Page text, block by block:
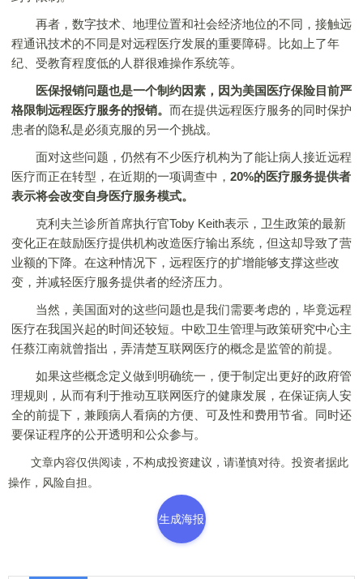
再者，数字技术、地理位置和社会经济地位的不同，接触远
程通讯技术的不同是对远程医疗发展的重要障碍。比如上了年
纪、受教育程度低的人群很难操作系统等。
医保报销问题也是一个制约因素，因为美国医疗保险目前严
格限制远程医疗服务的报销。 而在提供远程医疗服务的同时保护
患者的隐私是必须克服的另一个挑战。
面对这些问题，仍然有不少医疗机构为了能让病人接近远程
医疗而正在转型，在近期的一项调查中， 20%的医疗服务提供者
表示将会改变自身医疗服务模式。
克利夫兰诊所首席执行官Toby Keith表示，卫生政策的最新
变化正在鼓励医疗提供机构改造医疗输出系统，但这却导致了营
业额的下降。在这种情况下，远程医疗的扩增能够支撑这些改
变，并减轻医疗服务提供者的经济压力。
当然，美国面对的这些问题也是我们需要考虑的，毕竟远程
医疗在我国兴起的时间还较短。中欧卫生管理与政策研究中心主
任蔡江南就曾指出，弄清楚互联网医疗的概念是监管的前提。
如果这些概念定义做到明确统一，便于制定出更好的政府管
理规则，从而有利于推动互联网医疗的健康发展，在保证病人安
全的前提下，兼顾病人看病的方便、可及性和费用节省。同时还
要保证程序的公开透明和公众参与。
文章内容仅供阅读，不构成投资建议，请谨慎对待。投资者据此
操作，风险自担。
生成海报